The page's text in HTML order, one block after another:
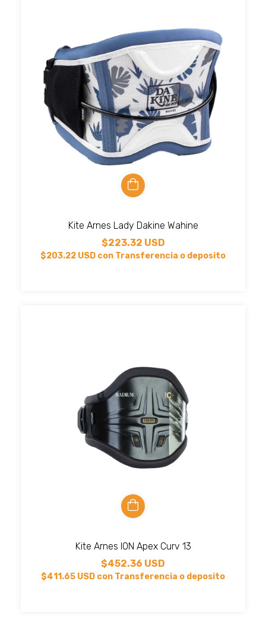
Kite Arnes Lady Dakine Wahine
$223.32 USD
$203.22 USD con Transferencia o deposito
Kite Arnes ION Apex Curv 13
$452.36 USD
$411.65 USD con Transferencia o deposito